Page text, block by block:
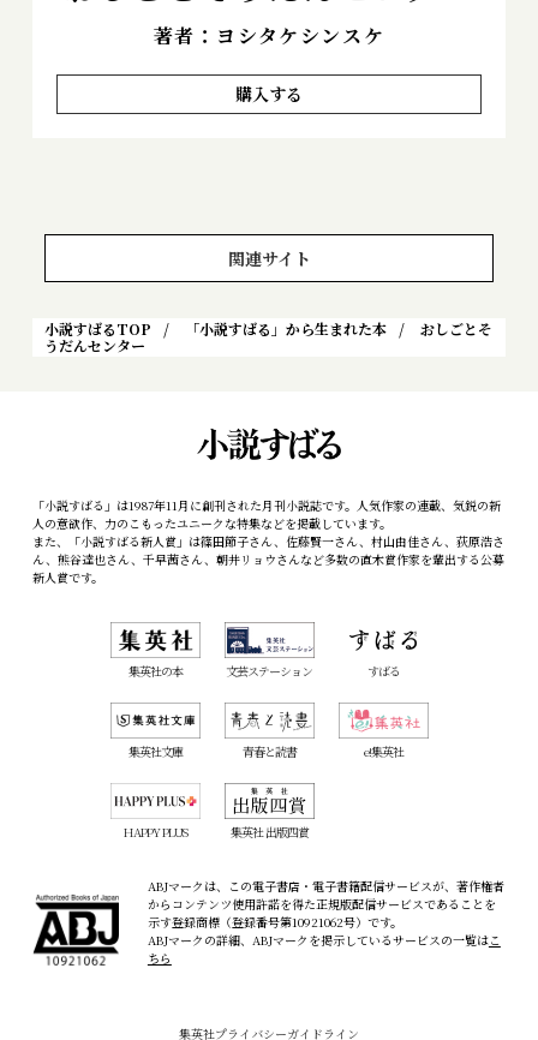
著者：ヨシタケシンスケ
購入する
関連サイト
小説すばるTOP 「小説すばる」から生まれた本
おしごとそ
うだんセンター
「小説すばる」は1987年11月に創刊された月刊小説誌です。人気作家の連載、気鋭の新
人の意欲作、力のこもったユニークな特集などを掲載しています。
また、「小説すばる新人賞」は篠田節子さん、佐藤賢一さん、村山由佳さん、荻原浩さ
ん、熊谷達也さん、千早茜さん、朝井リョウさんなど多数の直木賞作家を輩出する公募
新人賞です。
集英社の本 文芸ステーション すばる
集英社文庫 青春と読書 e!集英社
HAPPY PLUS 集英社 出版四賞
ABJマークは、この電子書店・電子書籍配信サービスが、著作権者
からコンテンツ使用許諾を得た正規版配信サービスであることを
示す登録商標（登録番号第10921062号）です。
ABJマークの詳細、ABJマークを掲示しているサービスの一覧はこ
ちら
集英社プライバシーガイドライン